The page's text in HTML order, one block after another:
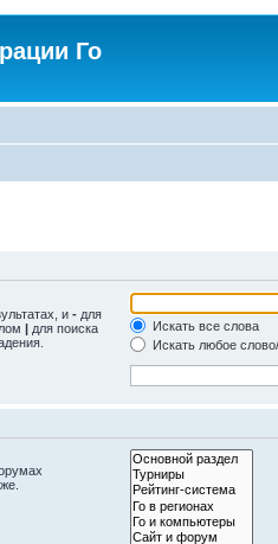
Го
и - для
| для поиска
Искать все слова
Искать любое